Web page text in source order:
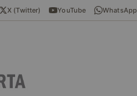
X (Twitter) YouTube WhatsApp